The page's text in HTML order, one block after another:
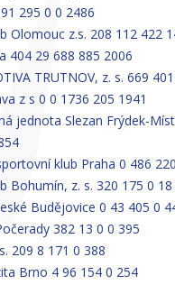
295 0 0 2486
Olomouc z.s. 208 112 422
404 29 688 885 2006
TRUTNOV, z. s. 669
z s 0 0 1736 205 1941
jednota Slezan Frýdek-
klub Praha 0 486
Bohumín, z. s. 320 175 0 18
Budějovice 0 43 405 0
382 13 0 0 395
209 8 171 0 388
Brno 4 96 154 0 254